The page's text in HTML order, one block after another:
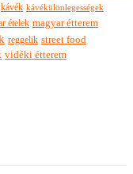
kávék kávékülönlegességek
ételek magyar étterem
reggelik street food
vidéki étterem